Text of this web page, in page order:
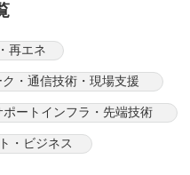
再エネ
・通信技術・現場支援
ポートインフラ・先端技術
・ビジネス